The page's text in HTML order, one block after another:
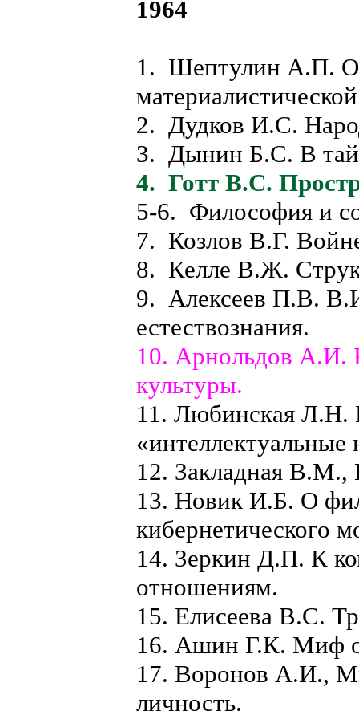
1964
1. Шептулин А.П. О
2. Дудков И.С.
3. Дынин Б.С. В
4. Готт В.С.
5-6. Философия и
7. Козлов В.Г.
8. Келле В.Ж.
9. Алексеев П.В.
естествознания.
10. Арнольдов А.И.
культуры.
11. Любинская Л.Н.
12. Закладная
13. Новик И.Б. О
кибернетического
14. Зеркин Д.П. К
отношениям.
15. Елисеева В.С.
16. Ашин Г.К. Миф
17. Воронов А.И.,
личность.